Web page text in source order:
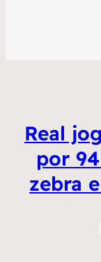
Real
por
zebra